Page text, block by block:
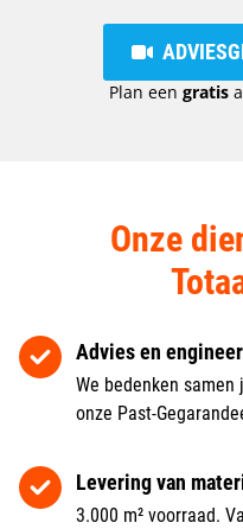
Plan een gratis
Onze
Advies en
We bedenken
onze Past-
Levering van
3.000 m² voorraad.